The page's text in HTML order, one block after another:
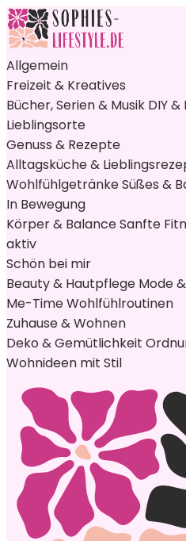
Allgemein
Freizeit & Kreatives
Bücher, Serien & Musik DIY
Lieblingsorte
Genuss & Rezepte
Alltagsküche &
WohlfühlgetränkeSüßes &
In Bewegung
Körper & BalanceSanfte
aktiv
Schön bei mir
Beauty & Hautpflege Mode
Me-TimeWohlfühlroutinen
Zuhause & Wohnen
Deko & Gemütlichkeit
Wohnideen mit Stil